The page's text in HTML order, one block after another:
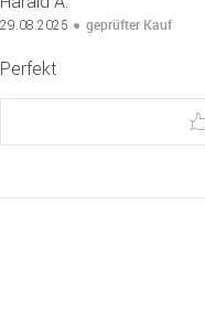
29.08.2025 geprüfter Kauf
Perfekt